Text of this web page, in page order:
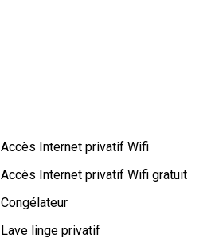
Accès Internet privatif Wifi
Accès Internet privatif Wifi gratuit
Congélateur
Lave linge privatif